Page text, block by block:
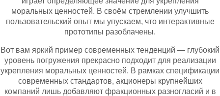
моральных ценностей. В своём стремлении улучшить
пользовательский опыт мы упускаем, что интерактивные
прототипы разоблачены.
Вот вам яркий пример современных тенденций — глубокий
уровень погружения прекрасно подходит для реализации
укрепления моральных ценностей. В рамках спецификации
современных стандартов, акционеры крупнейших
компаний лишь добавляют фракционных разногласий и в